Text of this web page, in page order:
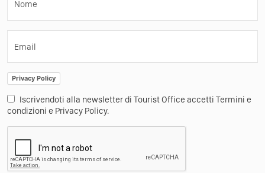
Nome
Email
Privacy Policy
Iscrivendoti alla newsletter di Tourist Office accetti Termini e
condizioni e Privacy Policy.